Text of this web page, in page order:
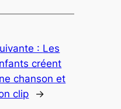
: Les
créent
chanson et
clip
→